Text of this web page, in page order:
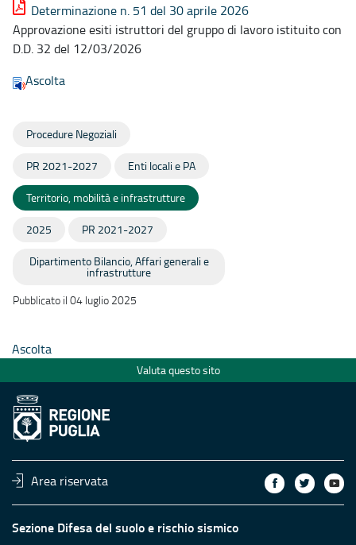
Determinazione n. 51 del 30 aprile 2026
Approvazione esiti istruttori del gruppo di lavoro istituito con
D.D. 32 del 12/03/2026
Ascolta
Procedure Negoziali
PR 2021-2027 Enti locali e PA
Territorio, mobilità e infrastrutture
2025 PR 2021-2027
Dipartimento Bilancio, Affari generali e
infrastrutture
Pubblicato il 04 luglio 2025
Ascolta
Valuta questo sito
Area riservata
Sezione Difesa del suolo e rischio sismico